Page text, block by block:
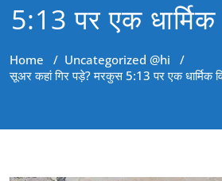
5:13 पर एक धार्मिक
Home / Uncategorized @hi /
सूअर कहां गिर पड़े? मरकुस 5:13 पर एक धार्मिक